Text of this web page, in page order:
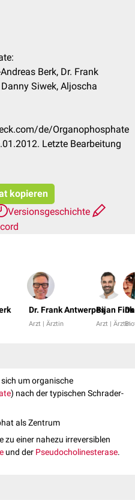
Berk, Dr. Frank
Siwek, Aljoscha
de/Organophosphate
Letzte Bearbeitung
kopieren
Versionsgeschichte
Dr. Frank Antwerpes
Arzt | Ärztin
Bijan Fink
Arzt | Ärztin
um organische
) nach der typischen Schrader-
als Zentrum
zu einer nahezu irreversiblen
und der Pseudocholinesterase.